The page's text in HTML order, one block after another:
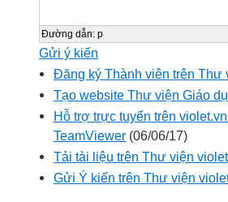
Đường dẫn: p
Gửi ý kiến
Đăng ký Thành viên trên Thư
Tạo website Thư viện Giáo
Hỗ trợ trực tuyến trên
TeamViewer (06/06/17)
Tải tài liệu trên Thư viện
Gửi Ý kiến trên Thư viện